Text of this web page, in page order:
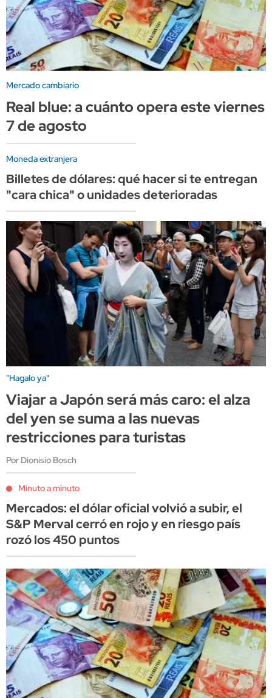
Mercado cambiario
Real blue: a cuánto opera este viernes
7 de agosto
Moneda extranjera
Billetes de dólares: qué hacer si te entregan
"cara chica" o unidades deterioradas
"Hagalo ya"
Viajar a Japón será más caro: el alza
del yen se suma a las nuevas
restricciones para turistas
Por Dionisio Bosch
Minuto a minuto
Mercados: el dólar oficial volvió a subir, el
S&P Merval cerró en rojo y en riesgo país
rozó los 450 puntos